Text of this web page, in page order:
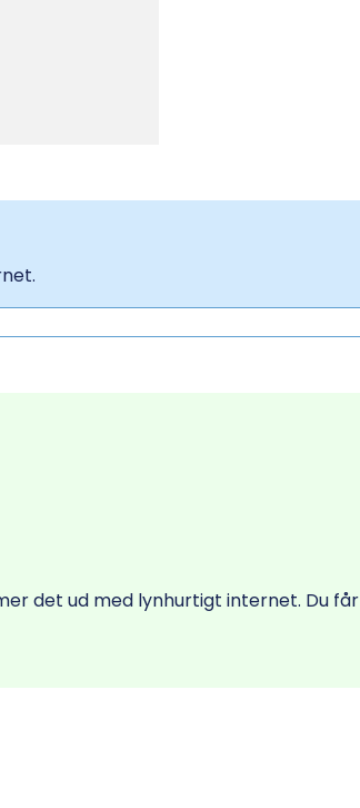
det ud med lynhurtigt internet. Du får